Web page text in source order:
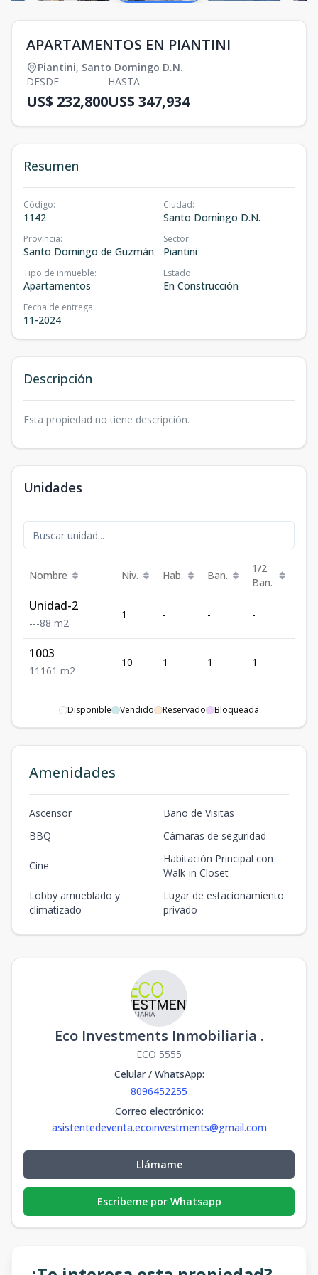
APARTAMENTOS EN PIANTINI
Piantini, Santo Domingo D.N.
DESDE
US$ 232,800
HASTA
US$ 347,934
Resumen
Código:
1142
Ciudad:
Santo Domingo D.N.
Provincia:
Santo Domingo de Guzmán
Sector:
Piantini
Tipo de inmueble:
Apartamentos
Estado:
En Construcción
Fecha de entrega:
11-2024
Descripción
Esta propiedad no tiene descripción.
Unidades
Nombre Niv. Hab. Ban.
1/2
Ban.
Unidad-2
---88 m2
1 - - -
1003
1 1 1 61 m2
10 1 1 1
Disponible Vendido Reservado Bloqueada
Amenidades
Ascensor
Baño de Visitas
BBQ
Cámaras de seguridad
Cine
Habitación Principal con
Walk-in Closet
Lobby amueblado y
climatizado
Lugar de estacionamiento
privado
Eco Investments Inmobiliaria .
ECO 5555
Celular / WhatsApp:
8096452255
Correo electrónico:
asistentedeventa.ecoinvestments@gmail.com
Llámame
Escribeme por Whatsapp